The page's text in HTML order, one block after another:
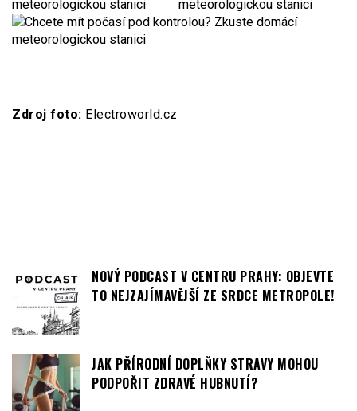
Zdroj foto: Electroworld.cz
NOVÝ PODCAST V CENTRU PRAHY: OBJEVTE
TO NEJZAJÍMAVĚJŠÍ ZE SRDCE METROPOLE!
JAK PŘÍRODNÍ DOPLŇKY STRAVY MOHOU
PODPOŘIT ZDRAVÉ HUBNUTÍ?